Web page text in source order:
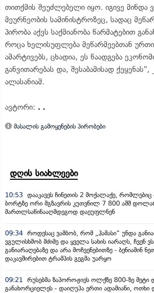
თითქმის შეუძლებელი იყო. იგივე მინდა
მეურნეობის სამინისტროზეც, სადაც
პირობა აქვს საქმიანობა წარმატებით
როცა ხელისუფლება მეწარმეებთან
ამარტივებს, ცხადია, ეს წაადგება
განვითარებას და, შესაბამისად ქეყენას",
ალასანიამ.
ავტორი: . .
მასალის გამოყენების პირობები
დღის სიახლეები
10:53 დააკავეს ჩინეთის 2 მოქალაქე, რომლებიც
ბორტზე ორი მგზავრის კუთვნილ 7 800 აშშ
მართლსაწინააღმდეგოდ დაეუფლნენ
09:34 როდესაც ვამბობ, რომ „ჰამასი“ უნდა
ვგულისხმობ მძიმე და ყველა სახის იარაღს, ჩვენ
განიარაღებაზე და არა მოჩვენებითზე - ბენიამინ
დაკავშირებით ტრამპის გეგმა უარყო
09:21 რუსებმა ზაპოროჟიეს ოლქზე 800-ზე მეტი
განახორციელეს - დაიღუპა ერთი ადამიანი, ოთხი